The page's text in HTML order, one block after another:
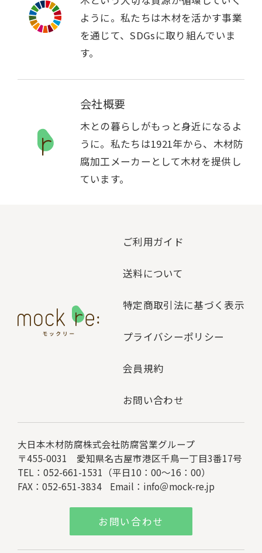
ように。私たちは木材を活かす事業
を通じて、SDGsに取り組んでいま
す。
会社概要
木との暮らしがもっと身近になるよ
うに。私たちは1921年から、木材防
腐加工メーカーとして木材を提供し
ています。
ご利用ガイド
送料について
特定商取引法に基づく表示
プライバシーポリシー
会員規約
お問い合わせ
大日本木材防腐株式会社防腐営業グループ
〒455-0031 愛知県名古屋市港区千鳥一丁目3番17号
TEL：052-661-1531（平日10：00～16：00）
FAX：052-651-3834
Email： info＠mock-re.jp
お問い合わせ